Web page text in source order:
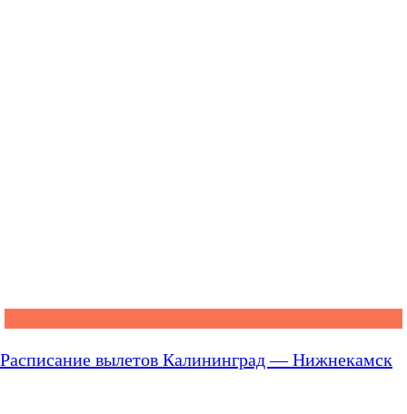
Расписание вылетов Калининград — Нижнекамск